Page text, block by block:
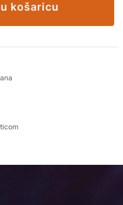
košaricu